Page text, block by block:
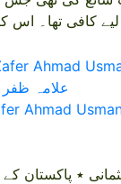
علامہ
Ahmad
٭ پاکستان کے